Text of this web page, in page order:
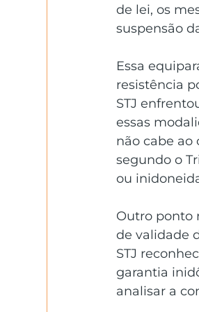
de lei, os
suspensão
Essa
resistência
STJ
essas
não cabe ao
segundo o
ou
Outro ponto
de validade
STJ
garantia
analisar a